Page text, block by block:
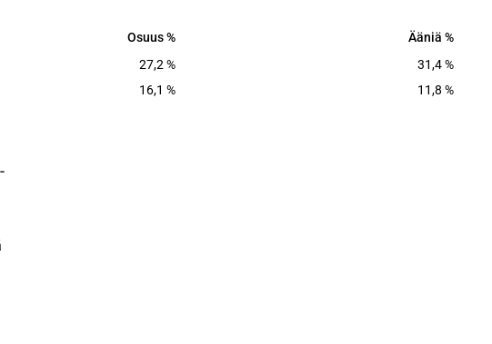
Osuus Ääniä
Osuus
Ääniä
27,2 % 31,4%
16,1 % 11,8 %